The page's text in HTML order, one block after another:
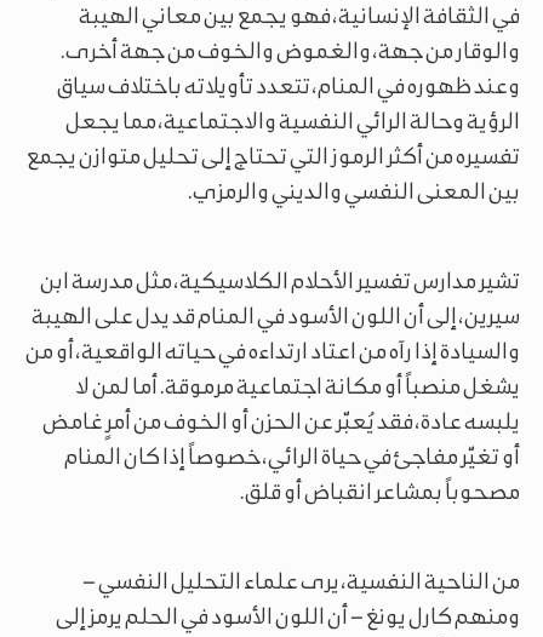
في الثقافة الإنسانية، فهو يجمع بين معاني الهيبة
والوقار من جهة، والغموض والخوف من جهة أخرى.
وعند ظهوره في المنام، تتعدد تأويلاته باختلاف سياق
الرؤية وحالة الرائي النفسية والاجتماعية، مما يجعل
تفسيره من أكثر الرموز التي تحتاج إلى تحليل متوازن يجمع
بين المعنى النفسي والديني والرمزي.
تشير مدارس تفسير الأحلام الكلاسيكية، مثل مدرسة ابن
سيرين، إلى أن اللون الأسود في المنام قد يدل على الهيبة
والسيادة إذا رآه من اعتاد ارتداءه في حياته الواقعية، أو من
يشغل منصباً أو مكانة اجتماعية مرموقة. أما لمن لا
يلبسه عادة، فقد يُعبّر عن الحزن أو الخوف من أمرٍ غامض
أو تغيّر مفاجئ في حياة الرائي، خصوصاً إذا كان المنام
مصحوباً بمشاعر انقباض أو قلق.
من الناحية النفسية، يرى علماء التحليل النفسي –
ومنهم كارل يونغ – أن اللون الأسود في الحلم يرمز إلى